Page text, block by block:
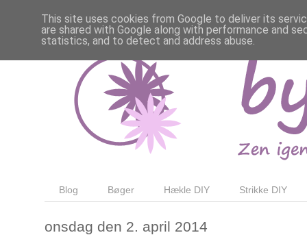
Blog Bøger Hækle DIY Strikke DIY
onsdag den 2. april 2014
This site uses cookies from Google to deliver its
are shared with Google along with performance and
statistics, and to detect and address abuse.